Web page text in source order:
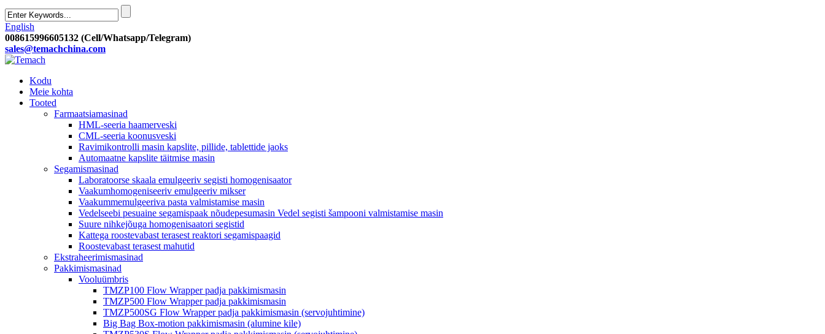
English
008615996605132 (Cell/Whatsapp/Telegram)
sales@temachchina.com
Kodu
Meie kohta
Tooted
Farmaatsiamasinad
HML-seeria haamerveski
CML-seeria koonusveski
Ravimikontrolli masin kapslite, pillide, tablettide jaoks
Automaatne kapslite täitmise masin
Segamismasinad
Laboratoorse skaala emulgeeriv segisti homogenisaator
Vaakumhomogeniseeriv emulgeeriv mikser
Vaakummemulgeeriva pasta valmistamise masin
Vedelseebi pesuaine segamispaak nõudepesumasin Vedel segisti šampooni valmistamise masin
Suure nihkejõuga homogenisaatori segistid
Kattega roostevabast terasest reaktori segamispaagid
Roostevabast terasest mahutid
Ekstraheerimismasinad
Pakkimismasinad
Vooluümbris
TMZP100 Flow Wrapper padja pakkimismasin
TMZP500 Flow Wrapper padja pakkimismasin
TMZP500SG Flow Wrapper padja pakkimismasin (servojuhtimine)
Big Bag Box-motion pakkimismasin (alumine kile)